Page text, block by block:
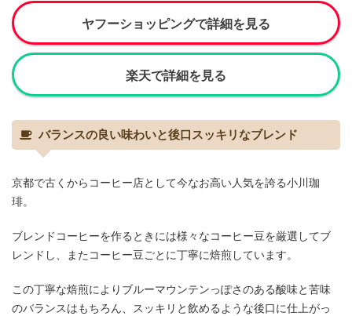
ヤフーショッピングで詳細を見る
楽天で詳細を見る
バランスの良い味わいと後口スッキリなブレンド
京都で古くからコーヒー店として今なお高い人気を誇る小川珈
琲。
ブレンドコーヒーを作るときには様々なコーヒー豆を厳選してブ
レンドし、またコーヒー豆ごとに丁寧に焙煎しています。
この丁寧な焙煎によりブルーマウンテンっぽさのある酸味と苦味
のバランスはもちろん、スッキリと飲めるような後口に仕上がっ